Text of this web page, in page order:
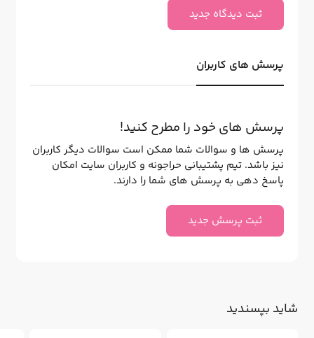
ثبت دیدگاه جدید
پرسش های کاربران
پرسش های خود را مطرح کنید!
پرسش ها و سوالات شما ممکن است سوالات دیگر کاربران
نیز باشد. تیم پشتیبانی حراجونه و کاربران سایت امکان
پاسخ دهی به پرسش های شما را دارند.
ثبت پرسش جدید
شاید بپسندید